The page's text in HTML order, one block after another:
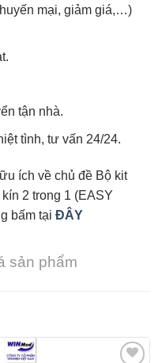
mại, giảm giá,…)
tận nhà.
tình, tư vấn 24/24.
ích về chủ đề Bộ kit
2 trong 1 (EASY
bấm tại ĐÂY
sản phẩm